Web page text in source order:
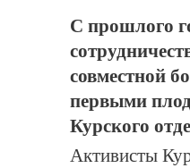
С прошлого
совместной
первыми
Курского
Активисты